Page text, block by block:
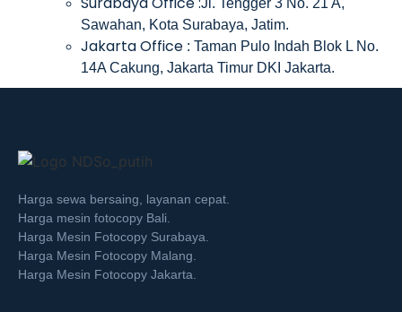
Jl. Tengger 3 No. 21 A,
Sawahan, Kota Surabaya, Jatim.
Jakarta Office : Taman Pulo Indah Blok L No.
14A Cakung, Jakarta Timur DKI Jakarta.
Harga sewa bersaing, layanan cepat.
Harga mesin fotocopy Bali.
Harga Mesin Fotocopy Surabaya.
Harga Mesin Fotocopy Malang.
Harga Mesin Fotocopy Jakarta.